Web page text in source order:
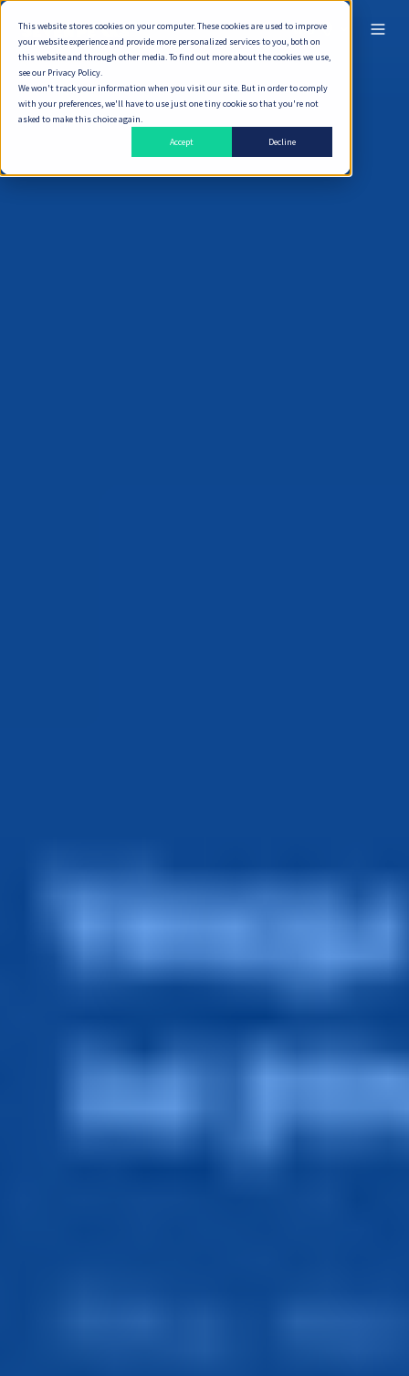
This website stores cookies on your computer. These cookies are used to improve
your website experience and provide more personalized services to you, both on
this website and through other media. To find out more about the cookies we use,
see our Privacy Policy.
We won't track your information when you visit our site. But in order to comply
with your preferences, we'll have to use just one tiny cookie so that you're not
asked to make this choice again.
Accept
Decline
ไทย